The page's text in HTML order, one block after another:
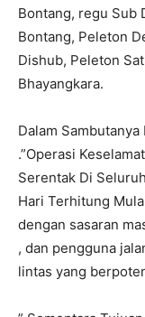
Bontang, regu Sub
Bontang, Peleton
Dishub, Peleton
Bhayangkara.
Dalam
.”Operasi
Serentak Di
Hari Terhitung
dengan sasaran
, dan pengguna
lintas yang